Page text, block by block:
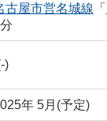
古屋市営名城線 「
)
年 5月(予定)